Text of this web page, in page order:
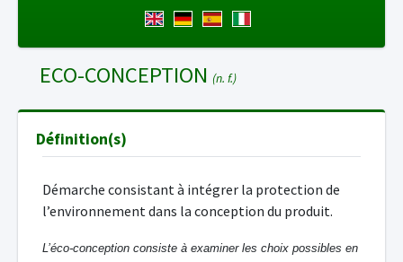
ECO-CONCEPTION (n. f.)
Définition(s)
Démarche consistant à intégrer la protection de
l’environnement dans la conception du produit.
L’éco-conception consiste à examiner les choix possibles en